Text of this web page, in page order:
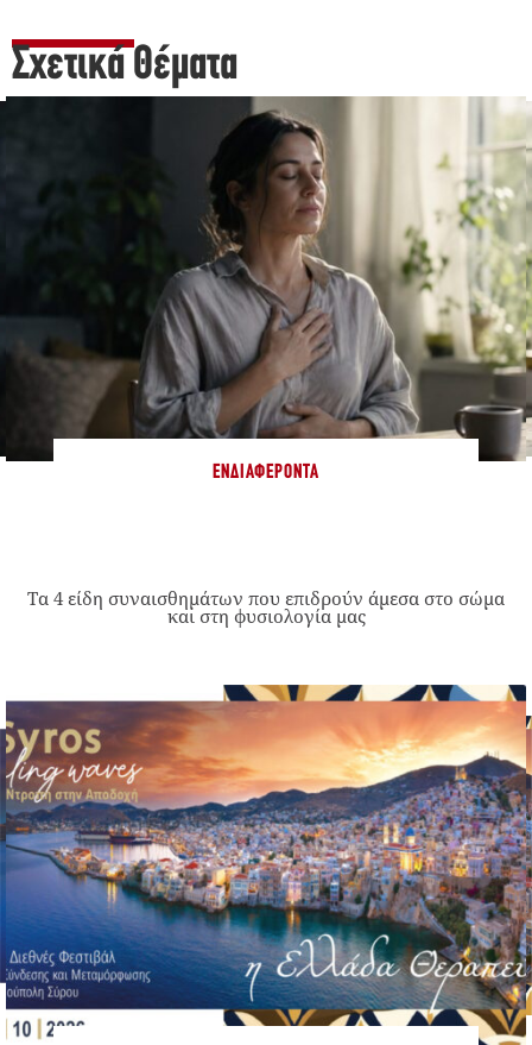
Σχετικά Θέματα
ΕΝΔΙΑΦΈΡΟΝΤΑ
Τα 4 είδη συναισθημάτων που επιδρούν άμεσα στο σώμα
και στη φυσιολογία μας